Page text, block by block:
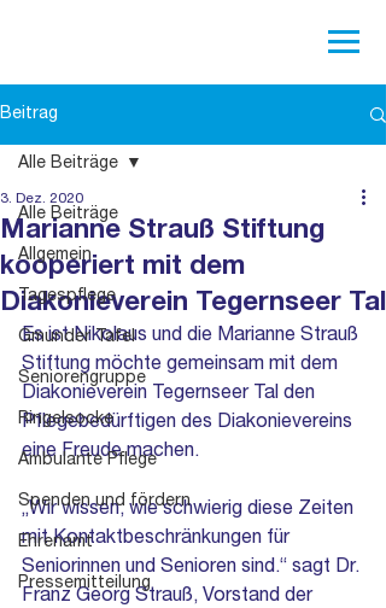
Beitrag
Alle Beiträge
Allgemein
Tagespflege
Gmunder Tafel
Seniorengruppe
Ringelsocke
Ambulante Pflege
Spenden und fördern
Ehrenamt
Pressemitteilung
Alle Beiträge
Marianne Strauß Stiftung
kooperiert mit dem
Diakonieverein Tegernseer Tal
3. Dez. 2020
Es ist Nikolaus und die Marianne Strauß
Stiftung möchte gemeinsam mit dem
Diakonieverein Tegernseer Tal den
Pflegebedürftigen des Diakonievereins
eine Freude machen.
„Wir wissen, wie schwierig diese Zeiten
mit Kontaktbeschränkungen für
Seniorinnen und Senioren sind.“ sagt Dr.
Franz Georg Strauß, Vorstand der